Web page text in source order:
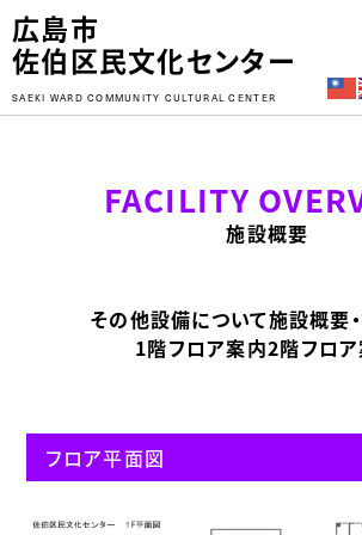
広島市
佐伯区民文化センター
SAEKI WARD COMMUNITY CULTURAL CENTER
FACILITY
施設概要
その他設備について施設概要
1階フロア案内2階フロ
フロア平面図